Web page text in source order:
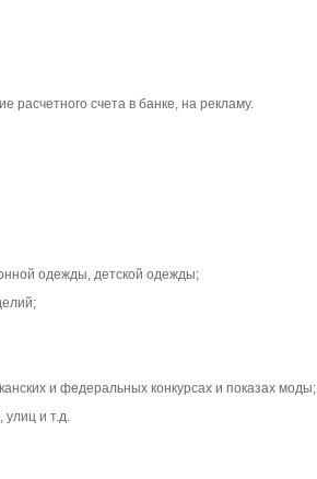
расчетного счета в банке, на рекламу.
одежды, детской одежды;
и федеральных конкурсах и показах моды;
улиц и т.д.